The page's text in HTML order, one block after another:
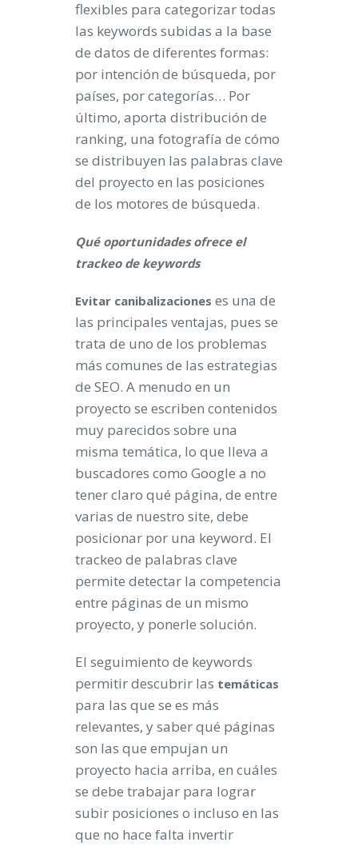
flexibles para categorizar todas
las keywords subidas a la base
de datos de diferentes formas:
por intención de búsqueda, por
países, por categorías… Por
último, aporta distribución de
ranking, una fotografía de cómo
se distribuyen las palabras clave
del proyecto en las posiciones
de los motores de búsqueda.
Qué oportunidades ofrece el
trackeo de keywords
Evitar canibalizaciones es una de
las principales ventajas, pues se
trata de uno de los problemas
más comunes de las estrategias
de SEO. A menudo en un
proyecto se escriben contenidos
muy parecidos sobre una
misma temática, lo que lleva a
buscadores como Google a no
tener claro qué página, de entre
varias de nuestro site, debe
posicionar por una keyword. El
trackeo de palabras clave
permite detectar la competencia
entre páginas de un mismo
proyecto, y ponerle solución.
El seguimiento de keywords
permitir descubrir las temáticas
para las que se es más
relevantes, y saber qué páginas
son las que empujan un
proyecto hacia arriba, en cuáles
se debe trabajar para lograr
subir posiciones o incluso en las
que no hace falta invertir